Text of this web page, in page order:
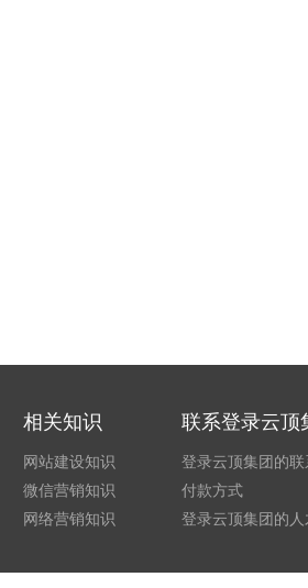
以满足用户通过各种社会需求的商业经济
建立良好的企业形象。
相关知识
网站建设知识
微信营销知识
网络营销知识
联系登录云顶
登录云顶集团的
付款方式
登录云顶集团的